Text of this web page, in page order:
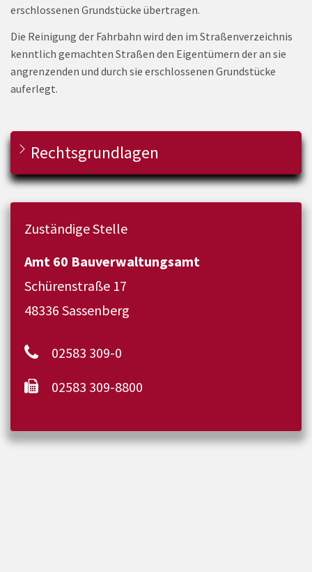
erschlossenen Grundstücke übertragen.
Die Reinigung der Fahrbahn wird den im Straßenverzeichnis
kenntlich gemachten Straßen den Eigentümern der an sie
angrenzenden und durch sie erschlossenen Grundstücke
auferlegt.
Rechtsgrundlagen
Zuständige Stelle
Amt 60 Bauverwaltungsamt
Schürenstraße 17
48336 Sassenberg
02583 309-0
02583 309-8800